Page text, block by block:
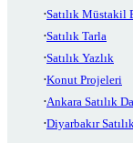
Satılık Müstakil
Satılık Tarla
Satılık Yazlık
Konut Projeleri
Ankara Satılık
Diyarbakır